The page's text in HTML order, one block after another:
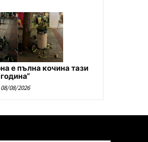
е пълна кочина тази
година“
08/08/2026